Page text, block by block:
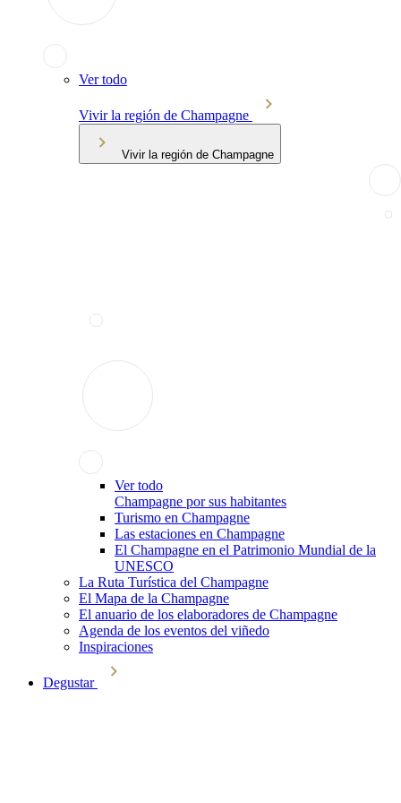
Ver todo
Vivir la región de Champagne
Vivir la región de Champagne
Ver todo
Champagne por sus habitantes
Turismo en Champagne
Las estaciones en Champagne
El Champagne en el Patrimonio Mundial de la
UNESCO
La Ruta Turística del Champagne
El Mapa de la Champagne
El anuario de los elaboradores de Champagne
Agenda de los eventos del viñedo
Inspiraciones
Degustar